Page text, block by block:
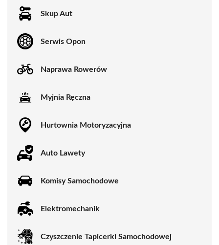
Skup Aut
Serwis Opon
Naprawa Rowerów
Myjnia Ręczna
Hurtownia Motoryzacyjna
Auto Lawety
Komisy Samochodowe
Elektromechanik
Czyszczenie Tapicerki Samochodowej